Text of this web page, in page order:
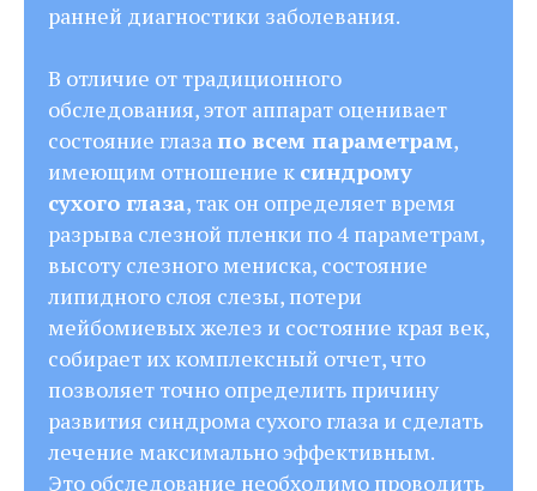
ранней диагностики заболевания.
В отличие от традиционного
обследования, этот аппарат оценивает
состояние глаза по всем параметрам,
имеющим отношение к синдрому
сухого глаза, так он определяет время
разрыва слезной пленки по 4 параметрам,
высоту слезного мениска, состояние
липидного слоя слезы, потери
мейбомиевых желез и состояние края век,
собирает их комплексный отчет, что
позволяет точно определить причину
развития синдрома сухого глаза и сделать
лечение максимально эффективным.
Это обследование необходимо проводить